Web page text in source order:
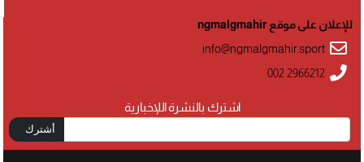
اشترك بالنشرة اللإخبارية
أشترك
للإعلان على موقع ngmalgmahir
info@ngmalgmahir.sport
002 2966212